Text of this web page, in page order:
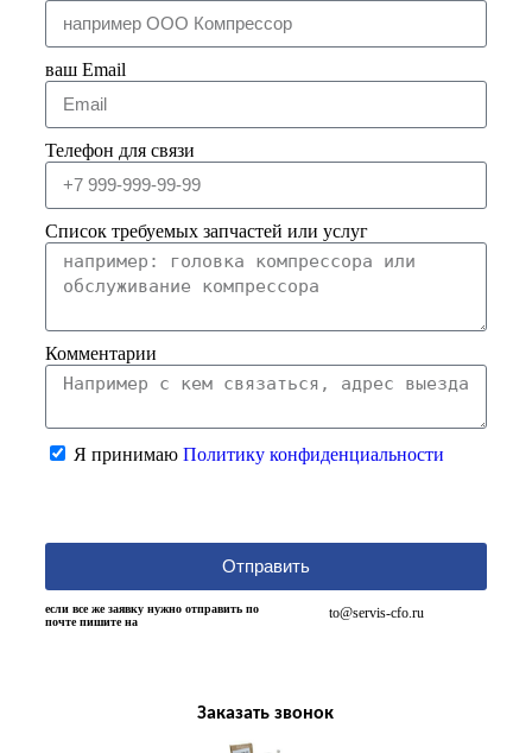
ваш Email
Телефон для связи
Список требуемых запчастей или услуг
Комментарии
Я принимаю Политику конфиденциальности
Отправить
если все же заявку нужно отправить по
почте пишите на
to@servis-cfo.ru
Заказать звонок